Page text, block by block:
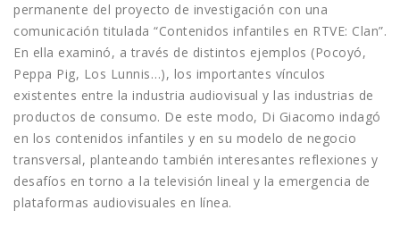
permanente del proyecto de investigación con una
comunicación titulada “Contenidos infantiles en RTVE: Clan”.
En ella examinó, a través de distintos ejemplos (Pocoyó,
Peppa Pig, Los Lunnis…), los importantes vínculos
existentes entre la industria audiovisual y las industrias de
productos de consumo. De este modo, Di Giacomo indagó
en los contenidos infantiles y en su modelo de negocio
transversal, planteando también interesantes reflexiones y
desafíos en torno a la televisión lineal y la emergencia de
plataformas audiovisuales en línea.